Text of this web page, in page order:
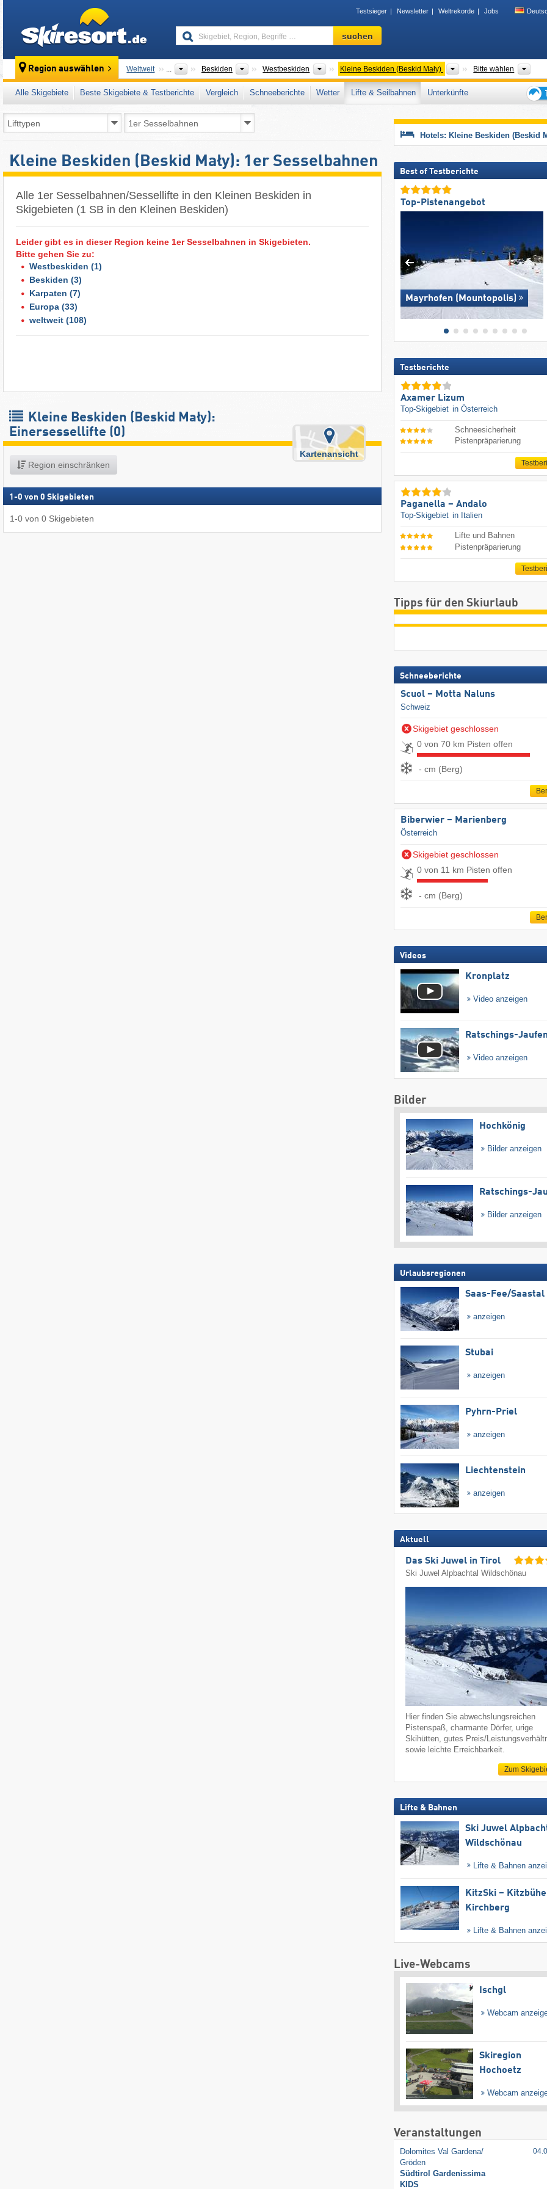
Testsieger Newsletter Weltrekorde Jobs
Skigebiet,
Region,
…
suchen
Region auswählen Weltweit ... Beskiden Gebirgszüge
Westbeskiden Gebirgszüge
Kleine Beskiden (Beskid Mały) Gebirgszüge
Bitte wählen
Alle Skigebiete Beste Skigebiete & Testberichte Vergleich Schneeberichte Wetter Lifte & Seilbahnen
Unterkünfte
für
den
Kleine Beskiden (Beskid Mały): 1er Sesselbahnen
Alle 1er Sesselbahnen/Sessellifte in den Kleinen Beskiden in
Skigebieten (1 SB in den Kleinen Beskiden)
Leider gibt es in dieser Region keine 1er Sesselbahnen in Skigebieten.
Bitte gehen Sie zu:
Westbeskiden (1)
Beskiden (3)
Karpaten (7)
Europa (33)
weltweit (108)
Kleine Beskiden (Beskid Mały):
Einersessellifte (0)
Region einschränken
Kartenansicht
1 -0 von 0 Skigebieten
1-0 von 0 Skigebieten
Hotels: Kleine Beskiden (Beskid
Best of Testberichte
Top-Pistenangebot
Mayrhofen (Mountopolis)
Testberichte
Axamer Lizum
Top-Skigebiet in Österreich
Schneesicherheit
Pistenpräparierung
Paganella – Andalo
Top-Skigebiet in Italien
Lifte und Bahnen
Pistenpräparierung
Tipps für den Skiurlaub
Schneeberichte
Scuol – Motta Naluns
Schweiz
Skigebiet geschlossen
0 von 70 km Pisten offen
- cm (Berg)
Biberwier – Marienberg
Österreich
Skigebiet geschlossen
0 von 11 km Pisten offen
- cm (Berg)
Videos
Kronplatz
Video anzeigen
Ratschings-
Video anzeigen
Bilder
Hochkönig
Bilder anzeigen
Ratschings-
Bilder anzeigen
Urlaubsregionen
Saas-Fee/​Saastal
anzeigen
Stubai
anzeigen
Pyhrn-Priel
anzeigen
Liechtenstein
anzeigen
Aktuell
Das Ski Juwel in Tirol
Ski Juwel Alpbachtal Wildschönau
Hier finden Sie abwechslungsreichen
Pistenspaß, charmante Dörfer, urige
Skihütten, gutes Preis/
sowie leichte Erreichbarkeit.
Zum
Lifte & Bahnen
Ski Juwel
Wildschönau
Lifte & Bahnen
KitzSki –
Kirchberg
Lifte & Bahnen
Live-Webcams
Ischgl
Webcam
Skiregion
Hochoetz
Webcam
Veranstaltungen
Dolomites Val Gardena/​
Gröden
Südtirol Gardenissima
KIDS